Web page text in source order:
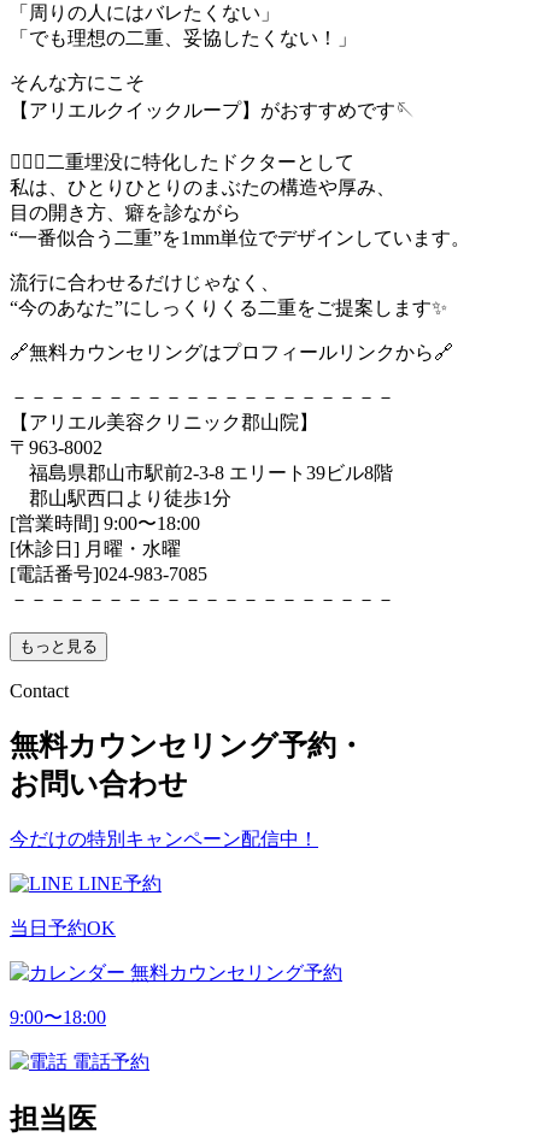
「周りの人にはバレたくない」
「でも理想の二重、妥協したくない！」
そんな方にこそ
【アリエルクイックループ】がおすすめです🪡
👨🏻‍⚕️二重埋没に特化したドクターとして
私は、ひとりひとりのまぶたの構造や厚み、
目の開き方、癖を診ながら
“一番似合う二重”を1mm単位でデザインしています。
流行に合わせるだけじゃなく、
“今のあなた”にしっくりくる二重をご提案します✨
🔗無料カウンセリングはプロフィールリンクから🔗
－－－－－－－－－－－－－－－－－－－－
【アリエル美容クリニック郡山院】
〒963-8002
福島県郡山市駅前2-3-8 エリート39ビル8階
郡山駅西口より徒歩1分
[営業時間] 9:00〜18:00
[休診日] 月曜・水曜
[電話番号]024-983-7085
－－－－－－－－－－－－－－－－－－－－
もっと見る
Contact
無料カウンセリング予約・
お問い合わせ
今だけの特別キャンペーン配信中！
LINE予約
当日予約OK
無料カウンセリング予約
9:00〜18:00
電話予約
担当医